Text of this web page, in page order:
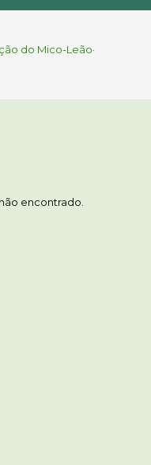
do Mico-Leão-Preto: 40
encontrado.